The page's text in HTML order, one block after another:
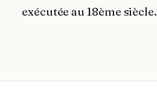
exécutée au 18ème siècle.